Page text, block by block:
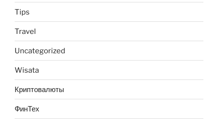
Tips
Travel
Uncategorized
Wisata
Криптовалюты
ФинТех